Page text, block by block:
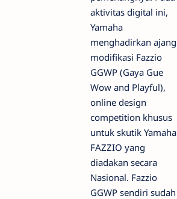
aktivitas digital ini,
Yamaha
menghadirkan ajang
modifikasi Fazzio
GGWP (Gaya Gue
Wow and Playful),
online design
competition khusus
untuk skutik Yamaha
FAZZIO yang
diadakan secara
Nasional. Fazzio
GGWP sendiri sudah